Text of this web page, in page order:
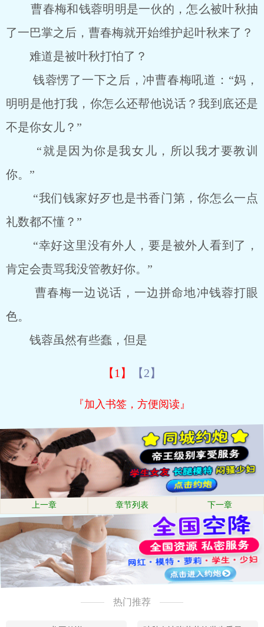
曹春梅和钱蓉明明是一伙的，怎么被叶秋抽
了一巴掌之后，曹春梅就开始维护起叶秋来了？
难道是被叶秋打怕了？
钱蓉愣了一下之后，冲曹春梅吼道：“妈，
明明是他打我，你怎么还帮他说话？我到底还是
不是你女儿？”
“就是因为你是我女儿，所以我才要教训
你。”
“我们钱家好歹也是书香门第，你怎么一点
礼数都不懂？”
“幸好这里没有外人，要是被外人看到了，
肯定会责骂我没管教好你。”
曹春梅一边说话，一边拼命地冲钱蓉打眼
色。
钱蓉虽然有些蠢，但是
【1】 【2】
『加入书签，方便阅读』
上一章 章节列表 下一章
热门推荐